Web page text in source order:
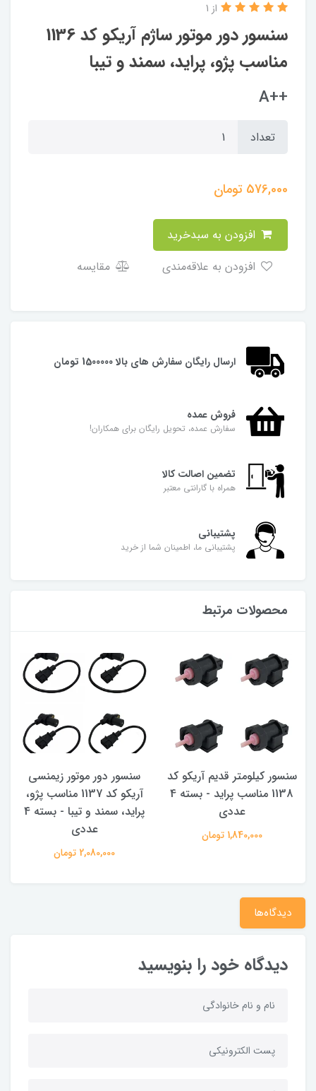
سنسور دور موتور ساژم آریکو کد 1136
مناسب پژو، پراید، سمند و تیبا
از 1
++A
تعداد
576,000 تومان
مقایسه
ارسال رایگان سفارش های بالا 1500000 تومان
فروش عمده
سفارش عمده، تحویل رایگان برای همکاران!
تضمین اصالت کالا
همراه با گارانتی معتبر
پشتیبانی
پشتیبانی ما، اطمینان شما از خرید
محصولات مرتبط
سنسور کیلومتر قدیم آریکو کد
1138 مناسب پراید - بسته 4
عددی
1,840,000 تومان
سنسور دور موتور زیمنسی
آریکو کد 1137 مناسب پژو،
پراید، سمند و تیبا - بسته 4
عددی
2,080,000 تومان
دیدگاه‌ها
دیدگاه خود را بنویسید